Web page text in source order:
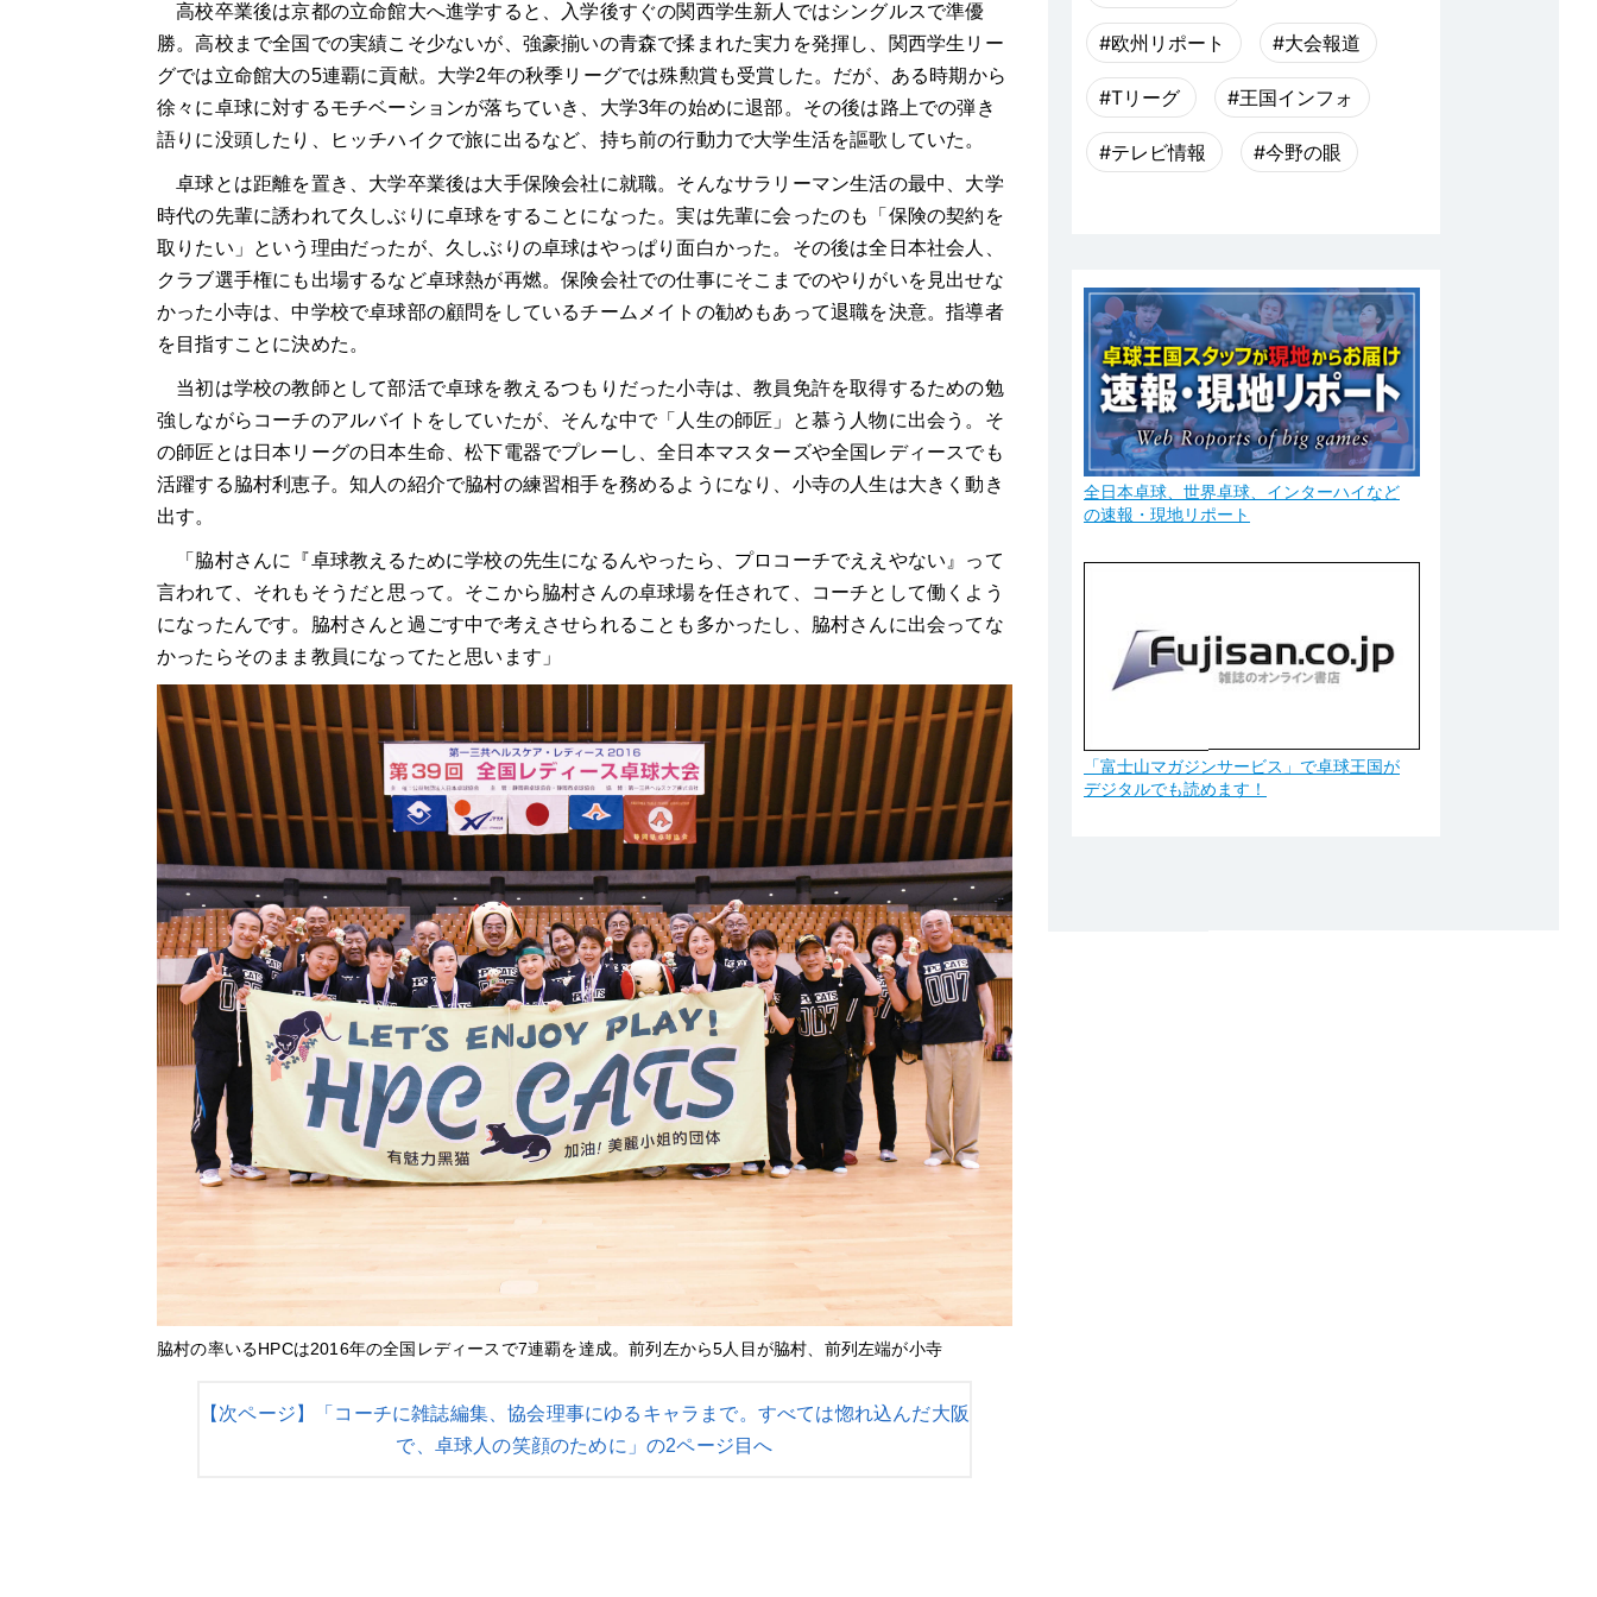
高校卒業後は京都の立命館大へ進学すると、入学後すぐの関西学生新人ではシングルスで準優
勝。高校まで全国での実績こそ少ないが、強豪揃いの青森で揉まれた実力を発揮し、関西学生リー
グでは立命館大の5連覇に貢献。大学2年の秋季リーグでは殊勲賞も受賞した。だが、ある時期から
徐々に卓球に対するモチベーションが落ちていき、大学3年の始めに退部。その後は路上での弾き
語りに没頭したり、ヒッチハイクで旅に出るなど、持ち前の行動力で大学生活を謳歌していた。
卓球とは距離を置き、大学卒業後は大手保険会社に就職。そんなサラリーマン生活の最中、大学
時代の先輩に誘われて久しぶりに卓球をすることになった。実は先輩に会ったのも「保険の契約を
取りたい」という理由だったが、久しぶりの卓球はやっぱり面白かった。その後は全日本社会人、
クラブ選手権にも出場するなど卓球熱が再燃。保険会社での仕事にそこまでのやりがいを見出せな
かった小寺は、中学校で卓球部の顧問をしているチームメイトの勧めもあって退職を決意。指導者
を目指すことに決めた。
当初は学校の教師として部活で卓球を教えるつもりだった小寺は、教員免許を取得するための勉
強しながらコーチのアルバイトをしていたが、そんな中で「人生の師匠」と慕う人物に出会う。そ
の師匠とは日本リーグの日本生命、松下電器でプレーし、全日本マスターズや全国レディースでも
活躍する脇村利恵子。知人の紹介で脇村の練習相手を務めるようになり、小寺の人生は大きく動き
出す。
「脇村さんに『卓球教えるために学校の先生になるんやったら、プロコーチでええやない』って
言われて、それもそうだと思って。そこから脇村さんの卓球場を任されて、コーチとして働くよう
になったんです。脇村さんと過ごす中で考えさせられることも多かったし、脇村さんに出会ってな
かったらそのまま教員になってたと思います」
脇村の率いるHPCは2016年の全国レディースで7連覇を達成。前列左から5人目が脇村、前列左端が小寺
【次ページ】「コーチに雑誌編集、協会理事にゆるキャラまで。すべては惚れ込んだ大阪
で、卓球人の笑顔のために」の2ページ目へ
#欧州リポート #大会報道
#Tリーグ #王国インフォ
#テレビ情報 #今野の眼
全日本卓球、世界卓球、インターハイなど
の速報・現地リポート
「富士山マガジンサービス」で卓球王国が
デジタルでも読めます！